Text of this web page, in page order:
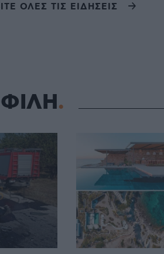
ΟΛΕΣ ΤΙΣ ΕΙΔΗΣΕΙΣ